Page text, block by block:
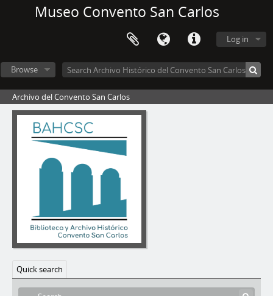
Museo Convento San Carlos
Log in
Browse
Archivo del Convento San Carlos
Quick search